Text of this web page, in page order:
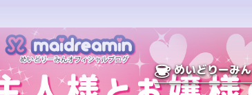
めいどりーみん